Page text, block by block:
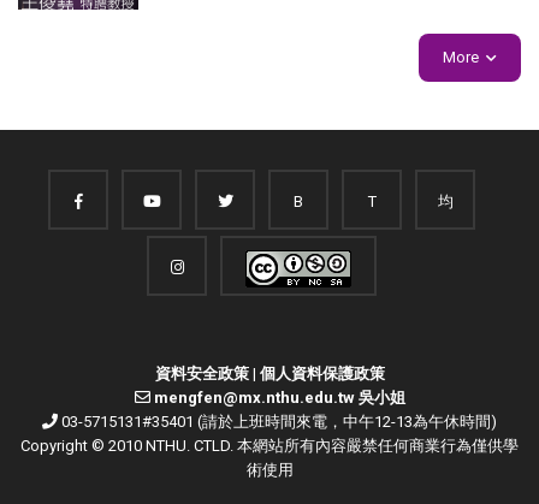
More
B T 均
資料安全政策| 個人資料保護政策
mengfen@mx.nthu.edu.tw 吳小姐
03-5715131#35401 (請於上班時間來電，中午12-13為午休時間)
Copyright © 2010 NTHU. CTLD. 本網站所有內容嚴禁任何商業行為僅供學
術使用